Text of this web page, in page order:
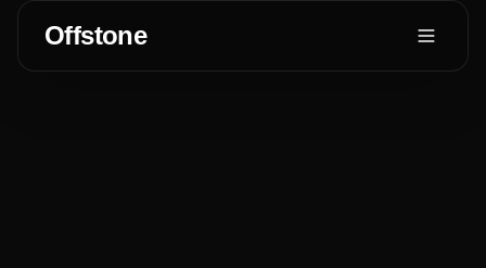
Offstone